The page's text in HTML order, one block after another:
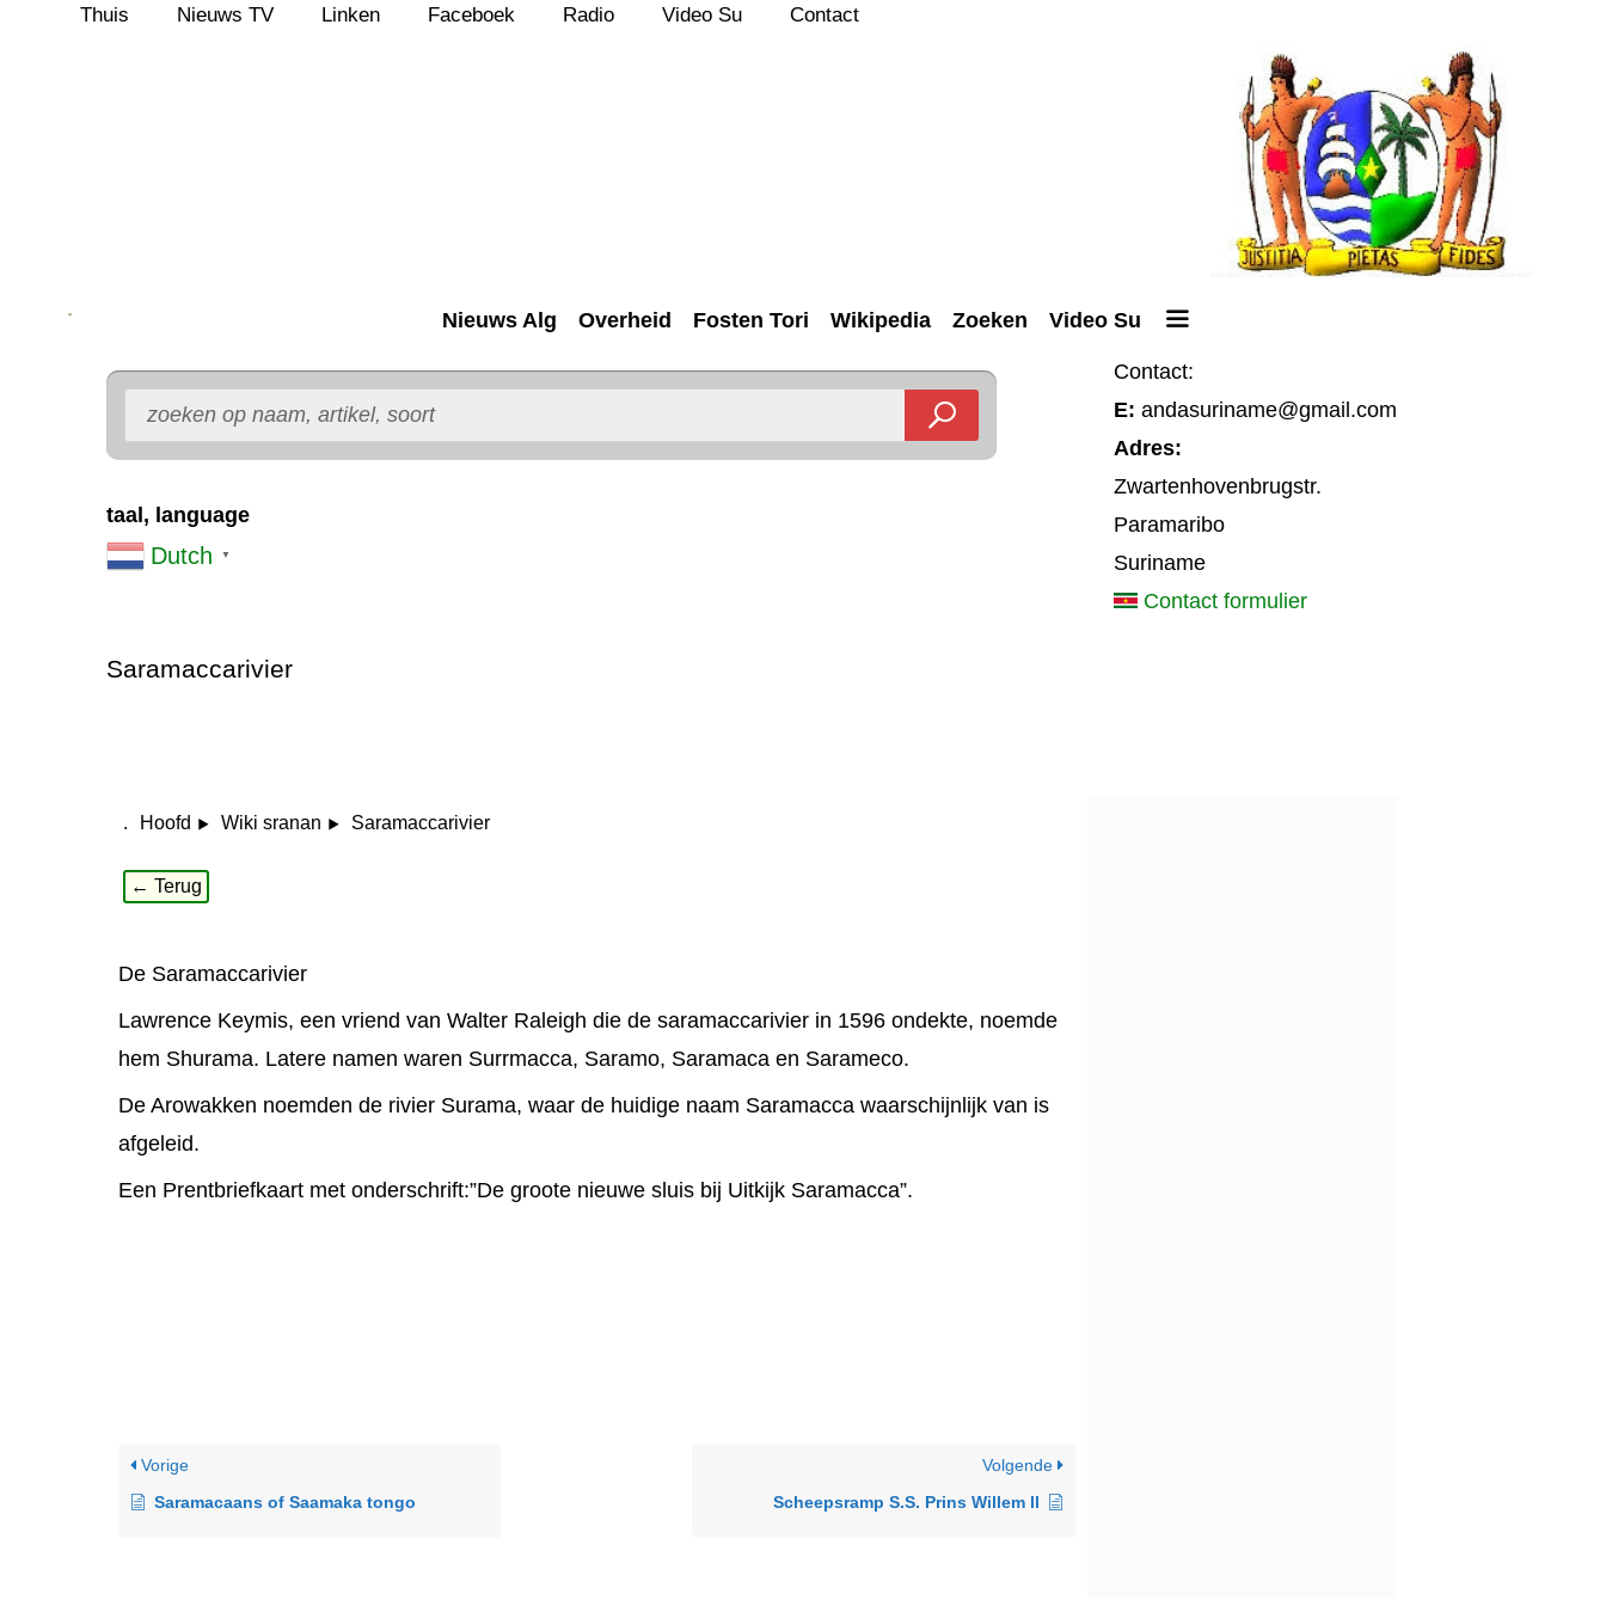
Thuis Nieuws TV Linken Faceboek Radio Video Su Contact
Nieuws Alg Overheid Fosten Tori Wikipedia Zoeken Video Su
taal, language
Dutch ▼
Saramaccarivier
. Hoofd Wiki sranan Saramaccarivier
← Terug
De Saramaccarivier
Lawrence Keymis, een vriend van Walter Raleigh die de saramaccarivier in 1596 ondekte, noemde
hem Shurama. Latere namen waren Surrmacca, Saramo, Saramaca en Sarameco.
De Arowakken noemden de rivier Surama, waar de huidige naam Saramacca waarschijnlijk van is
afgeleid.
Een Prentbriefkaart met onderschrift:”De groote nieuwe sluis bij Uitkijk Saramacca”.
Vorige
Saramacaans of Saamaka tongo
Volgende
Scheepsramp S.S. Prins Willem ll
Contact:
E: andasuriname@gmail.com
Adres:
Zwartenhovenbrugstr.
Paramaribo
Suriname
Contact formulier